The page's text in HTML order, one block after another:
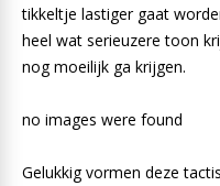
tikkeltje lastiger gaat
heel wat serieuzere toon
nog moeilijk ga krijgen.
no images were found
Gelukkig vormen deze